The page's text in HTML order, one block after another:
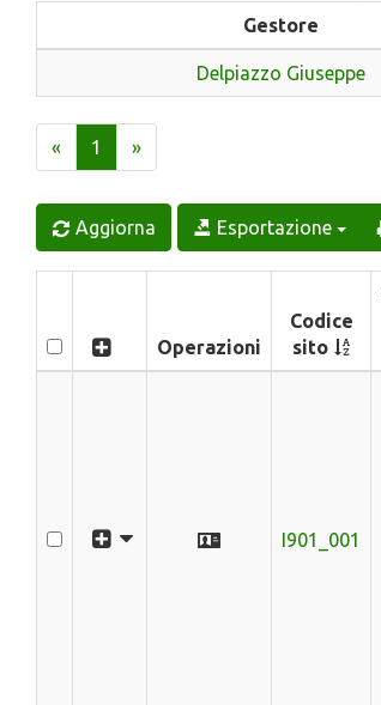
Gestore
Delpiazzo Giuseppe
« 1 »
Aggiorna Esportazione
Operazioni
Codice
sito
I901_001